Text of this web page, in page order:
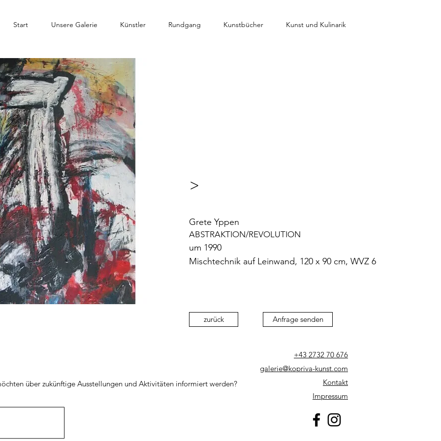
Start Unsere Galerie Künstler Rundgang Kunstbücher Kunst und Kulinarik
>
Grete Yppen
ABSTRAKTION/REVOLUTION
um 1990
Mischtechnik auf Leinwand, 120 x 90 cm, WVZ 6
zurück Anfrage senden
über zukünftige Ausstellungen und Aktivitäten informiert werden?
+43 2732 70 676
galerie@kopriva-kunst.com
Kontakt
Impressum